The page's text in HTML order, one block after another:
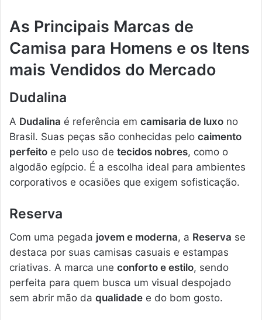
As Principais Marcas de
Camisa para Homens e os Itens
mais Vendidos do Mercado
Dudalina
A Dudalina é referência em camisaria de luxo no
Brasil. Suas peças são conhecidas pelo caimento
perfeito e pelo uso de tecidos nobres, como o
algodão egípcio. É a escolha ideal para ambientes
corporativos e ocasiões que exigem sofisticação.
Reserva
Com uma pegada jovem e moderna, a Reserva se
destaca por suas camisas casuais e estampas
criativas. A marca une conforto e estilo, sendo
perfeita para quem busca um visual despojado
sem abrir mão da qualidade e do bom gosto.